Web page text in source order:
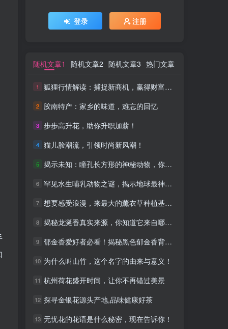
登录 注册
随机文章1 随机文章2 随机文章3 热门文章
1 狐狸行情解读：捕捉新商机，赢得财富自由！
2 胶南特产：家乡的味道，难忘的回忆
3 步步高升花，助你升职加薪！
4 猫儿脸潮流，引领时尚新风潮！
5 揭示未知：瞳孔长方形的神秘动物，你知道吗？
6 罕见水生哺乳动物之谜，揭示地球最神秘生物的秘密
7 想要感受浪漫，来最大的薰衣草种植基地吧，你绝对不会失望
8 揭秘龙涎香真实来源，你知道它来自哪种鲸类吗？
9 郁金香爱好者必看！揭秘黑色郁金香背后的故事
10 为什么叫山竹，这个名字的由来与意义！
11 杭州荷花盛开时间，让你不再错过美景
12 探寻金银花源头产地,品味健康好茶
13 无忧花的花语是什么秘密，现在告诉你！
登录 注册
随机文章1 随机文章2 随机文章3 热门文章
1 狐狸行情解读：捕捉新商机，赢得财富自由！
2 胶南特产：家乡的味道，难忘的回忆
3 步步高升花，助你升职加薪！
4 猫儿脸潮流，引领时尚新风潮！
5 揭示未知：瞳孔长方形的神秘动物，你知道吗？
6 罕见水生哺乳动物之谜，揭示地球最神秘生物的秘密
7 想要感受浪漫，来最大的薰衣草种植基地吧，你绝对不会失望
8 揭秘龙涎香真实来源，你知道它来自哪种鲸类吗？
9 郁金香爱好者必看！揭秘黑色郁金香背后的故事
10 为什么叫山竹，这个名字的由来与意义！
11 杭州荷花盛开时间，让你不再错过美景
12 探寻金银花源头产地,品味健康好茶
13 无忧花的花语是什么秘密，现在告诉你！